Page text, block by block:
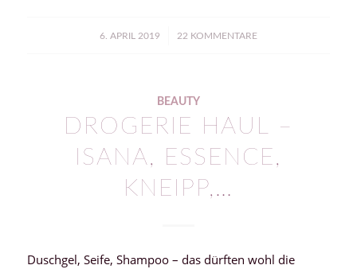
6. APRIL 2019
/ 22 KOMMENTARE
BEAUTY
DROGERIE HAUL –
ISANA, ESSENCE,
KNEIPP,…
Duschgel, Seife, Shampoo – das dürften wohl die